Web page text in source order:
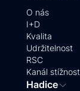
O nás
I+D
Kvalita
Udržitelnost
RSC
Kanál
Hadice